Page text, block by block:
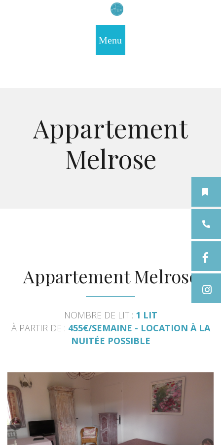
Appartement
Melrose
Appartement Melrose
NOMBRE DE LIT : 1 LIT
À PARTIR DE : 455€/SEMAINE - LOCATION À LA
NUITÉE POSSIBLE